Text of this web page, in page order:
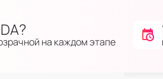
на каждом этапе